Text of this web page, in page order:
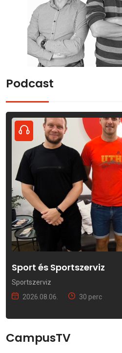
Podcast
Sport és Sportszerviz
Sportszerviz
2026.08.06.
30 perc
CampusTV